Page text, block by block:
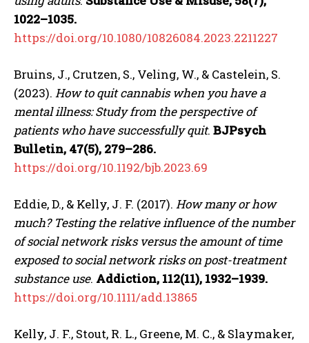
1022–1035.
https://doi.org/10.1080/10826084.2023.2211227
Bruins, J., Crutzen, S., Veling, W., & Castelein, S.
(2023). How to quit cannabis when you have a
mental illness: Study from the perspective of
patients who have successfully quit. BJPsych
Bulletin, 47(5), 279–286.
https://doi.org/10.1192/bjb.2023.69
Eddie, D., & Kelly, J. F. (2017). How many or how
much? Testing the relative influence of the number
of social network risks versus the amount of time
exposed to social network risks on post-treatment
substance use. Addiction, 112(11), 1932–1939.
https://doi.org/10.1111/add.13865
Kelly, J. F., Stout, R. L., Greene, M. C., & Slaymaker,